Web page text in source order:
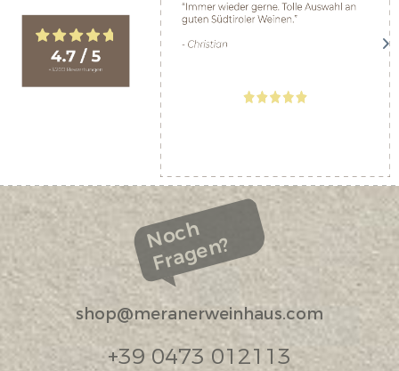
Noch
Fragen?
shop@meranerweinhaus.com
+39 0473 012113